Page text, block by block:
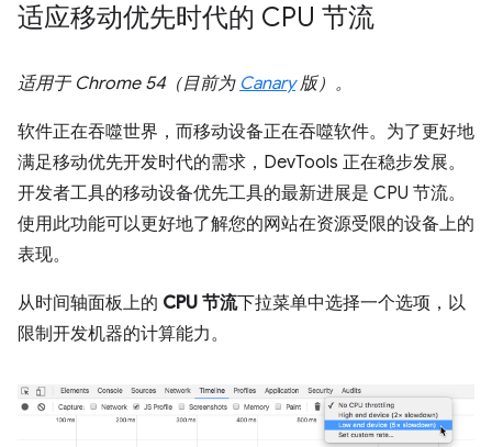
适应移动优先时代的 CPU 节流
适用于 Chrome 54（目前为 Canary版）。
软件正在吞噬世界，而移动设备正在吞噬软件。为了更好地
满足移动优先开发时代的需求，DevTools 正在稳步发展。
开发者工具的移动设备优先工具的最新进展是 CPU 节流。
使用此功能可以更好地了解您的网站在资源受限的设备上的
表现。
从时间轴面板上的 CPU 节流下拉菜单中选择一个选项，以
限制开发机器的计算能力。